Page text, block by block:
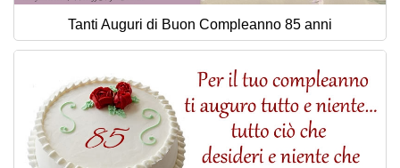
Tanti Auguri di Buon Compleanno 85 anni